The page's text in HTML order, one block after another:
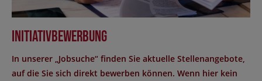
Initiativbewerbung
In unserer „Jobsuche“ finden Sie aktuelle Stellenangebote,
auf die Sie sich direkt bewerben können. Wenn hier kein